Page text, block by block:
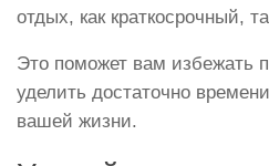
отдых, как краткосрочный,
Это поможет вам избежать
уделить достаточно
вашей жизни.